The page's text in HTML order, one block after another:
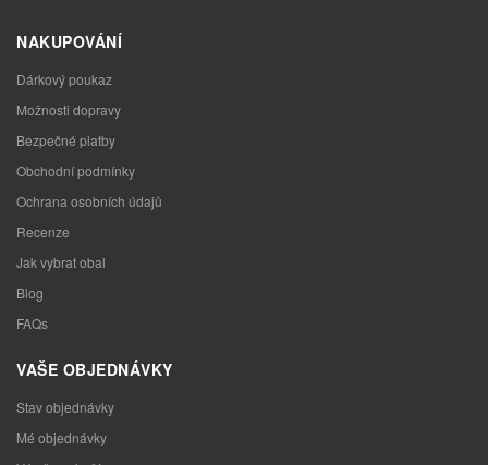
NAKUPOVÁNÍ
Dárkový poukaz
Možnosti dopravy
Bezpečné platby
Obchodní podmínky
Ochrana osobních údajů
Recenze
Jak vybrat obal
Blog
FAQs
VAŠE OBJEDNÁVKY
Stav objednávky
Mé objednávky